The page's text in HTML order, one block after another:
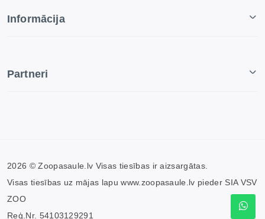
Informācija
Partneri
2026 © Zoopasaule.lv Visas tiesības ir aizsargātas.
Visas tiesības uz mājas lapu www.zoopasaule.lv pieder SIA VSV
ZOO
Reģ.Nr. 54103129291